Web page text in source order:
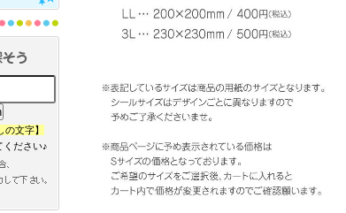
文字】
ください♪